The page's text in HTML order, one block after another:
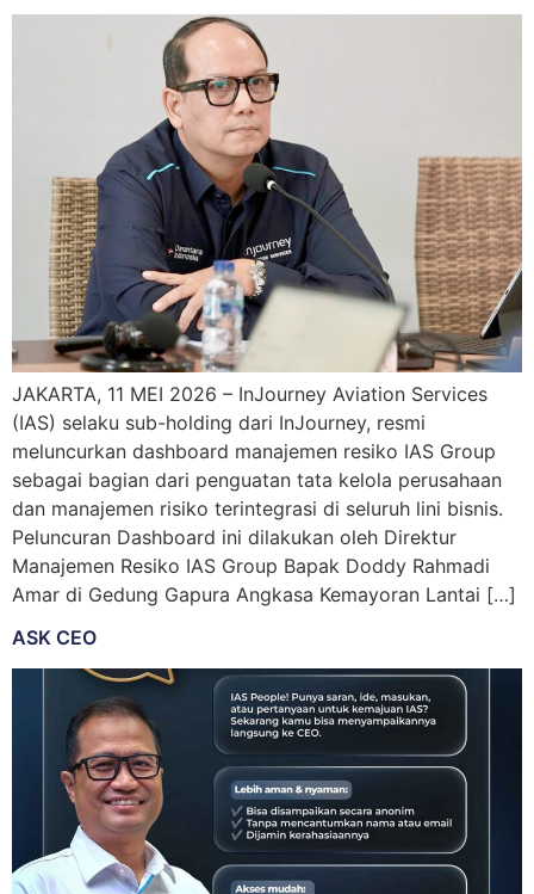
JAKARTA, 11 MEI 2026 – InJourney Aviation Services
(IAS) selaku sub-holding dari InJourney, resmi
meluncurkan dashboard manajemen resiko IAS Group
sebagai bagian dari penguatan tata kelola perusahaan
dan manajemen risiko terintegrasi di seluruh lini bisnis.
Peluncuran Dashboard ini dilakukan oleh Direktur
Manajemen Resiko IAS Group Bapak Doddy Rahmadi
Amar di Gedung Gapura Angkasa Kemayoran Lantai […]
ASK CEO